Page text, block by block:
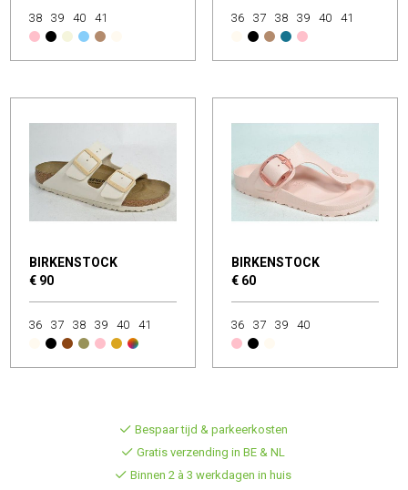
38 39 40 41 36 37 38 39 40 41
BIRKENSTOCK
€ 90
36 37 38 39 40 41
BIRKENSTOCK
€ 60
36 37 39 40
Bespaar tijd & parkeerkosten
Gratis verzending in BE & NL
Binnen 2 à 3 werkdagen in huis